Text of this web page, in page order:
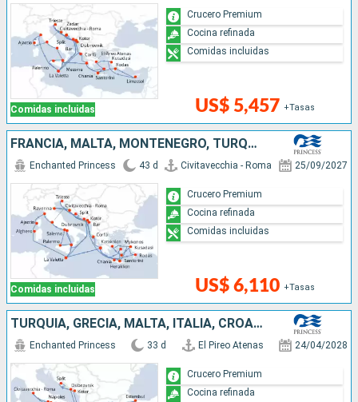
Comidas incluidas US$ 5,457 +Tasas
Crucero Premium
Cocina refinada
Comidas incluidas
FRANCIA, MALTA, MONTENEGRO, TURQUÍA, GRECIA, CROACIA, ITALIA
Comidas incluidas
Enchanted Princess 43 d Civitavecchia - Roma 25/09/2027
US$ 6,110 +Tasas
Crucero Premium
Cocina refinada
Comidas incluidas
TURQUÍA, GRECIA, MALTA, ITALIA, CROACIA, MONTENEGRO
Enchanted Princess 33 d El Pireo Atenas 24/04/2028
Crucero Premium
Cocina refinada